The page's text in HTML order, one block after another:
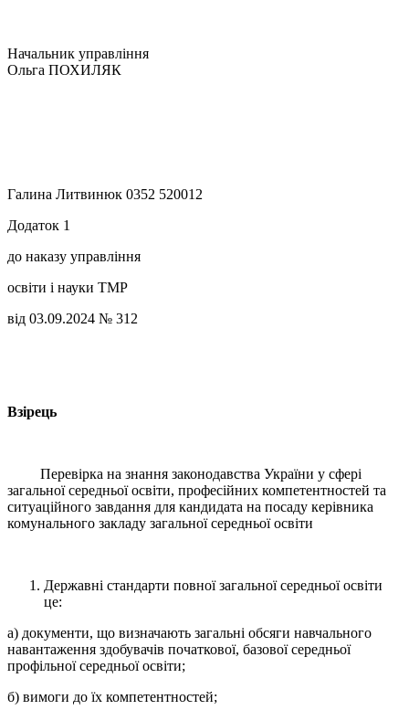
Начальник управління
Ольга ПОХИЛЯК
Галина Литвинюк 0352 520012
Додаток 1
до наказу управління
освіти і науки ТМР
від 03.09.2024 № 312
Взірець
Перевірка на знання законодавства України у сфері
загальної середньої освіти, професійних компетентностей та
ситуаційного завдання для кандидата на посаду керівника
комунального закладу загальної середньої освіти
Державні стандарти повної загальної середньої освіти
це:
а) документи, що визначають загальні обсяги навчального
навантаження здобувачів початкової, базової середньої
профільної середньої освіти;
б) вимоги до їх компетентностей;